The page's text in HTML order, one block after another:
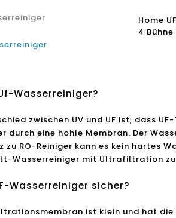
Home
4
Wasserreiniger?
zwischen UV und UF ist, dass
durch eine hohle Membran. Der
zu RO-Reiniger kann es kein hartes
Wasserreiniger mit Ultrafiltration zu
Wasserreiniger sicher?
ist klein und hat die